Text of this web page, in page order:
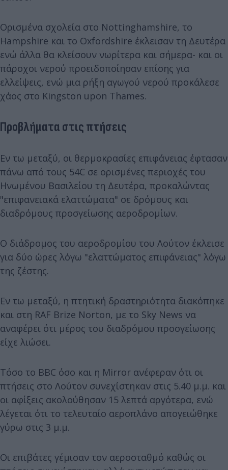
Ορισμένα σχολεία στο Nottinghamshire, το
Hampshire και το Oxfordshire έκλεισαν τη Δευτέρα
ενώ άλλα θα κλείσουν νωρίτερα και σήμερα- και οι
πάροχοι νερού προειδοποίησαν επίσης για
ελλείψεις, ενώ μια ρήξη αγωγού νερού προκάλεσε
χάος στο Kingston upon Thames.
Προβλήματα στις πτήσεις
Εν τω μεταξύ, οι θερμοκρασίες επιφάνειας έφτασαν
πάνω από τους 54C σε ορισμένες περιοχές του
Ηνωμένου Βασιλείου τη Δευτέρα, προκαλώντας
"επιφανειακά ελαττώματα" σε δρόμους και
διαδρόμους προσγείωσης αεροδρομίων.
Ο διάδρομος του αεροδρομίου του Λούτον έκλεισε
για δύο ώρες λόγω "ελαττώματος επιφάνειας" λόγω
της ζέστης.
Εν τω μεταξύ, η πτητική δραστηριότητα διακόπηκε
και στη RAF Brize Norton, με το Sky News να
αναφέρει ότι μέρος του διαδρόμου προσγείωσης
είχε λιώσει.
Τόσο το BBC όσο και η Mirror ανέφεραν ότι οι
πτήσεις στο Λούτον συνεχίστηκαν στις 5.40 μ.μ. και
οι αφίξεις ακολούθησαν 15 λεπτά αργότερα, ενώ
λέγεται ότι το τελευταίο αεροπλάνο απογειώθηκε
γύρω στις 3 μ.μ.
Οι επιβάτες γέμισαν τον αεροσταθμό καθώς οι